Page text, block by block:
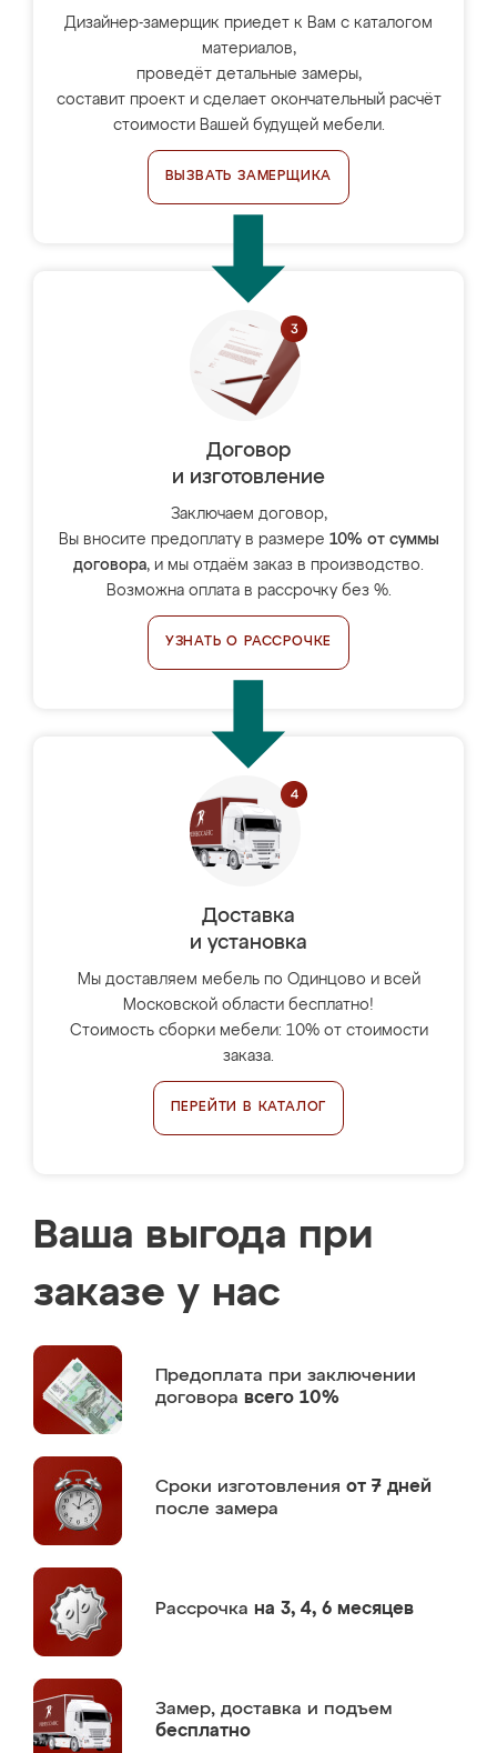
Дизайнер-замерщик приедет к Вам с каталогом
материалов,
проведёт детальные замеры,
составит проект и сделает окончательный расчёт
стоимости Вашей будущей мебели.
ВЫЗВАТЬ ЗАМЕРЩИКА
Договор
и изготовление
Заключаем договор,
Вы вносите предоплату в размере 10% от суммы
договора, и мы отдаём заказ в производство.
Возможна оплата в рассрочку без %.
УЗНАТЬ О РАССРОЧКЕ
Доставка
и установка
Мы доставляем мебель по Одинцово и всей
Московской области бесплатно!
Стоимость сборки мебели: 10% от стоимости
заказа.
ПЕРЕЙТИ В КАТАЛОГ
Ваша выгода при
заказе у нас
Предоплата при заключении
договора всего 10%
Сроки изготовления от 7 дней
после замера
Рассрочка на 3, 4, 6 месяцев
Замер, доставка и подъем
бесплатно